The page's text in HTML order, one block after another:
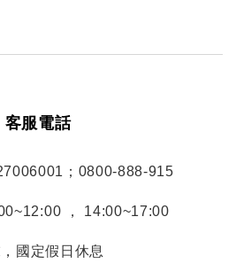
客服電話
；0800-888-915
， 14:00~17:00
國定假日休息